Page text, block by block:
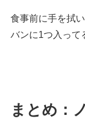
食事前に手を拭
バンに1つ入って
まとめ：